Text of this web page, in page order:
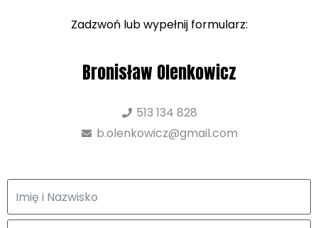
Zadzwoń lub wypełnij formularz:
Bronisław Olenkowicz
513 134 828‬
b.olenkowicz@gmail.com